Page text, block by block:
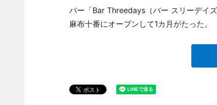
バー「Bar Threedays（バー スリーデイ
麻布十番にオープンして1カ月がたった。